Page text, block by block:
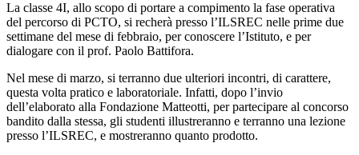
La classe 4I, allo scopo di portare a compimento la fase operativa
del percorso di PCTO, si recherà presso l’ILSREC nelle prime due
settimane del mese di febbraio, per conoscere l’Istituto, e per
dialogare con il prof. Paolo Battifora.
Nel mese di marzo, si terranno due ulteriori incontri, di carattere,
questa volta pratico e laboratoriale. Infatti, dopo l’invio
dell’elaborato alla Fondazione Matteotti, per partecipare al concorso
bandito dalla stessa, gli studenti illustreranno e terranno una lezione
presso l’ILSREC, e mostreranno quanto prodotto.